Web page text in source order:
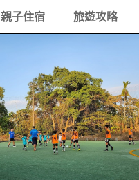
親子住宿 旅遊攻略